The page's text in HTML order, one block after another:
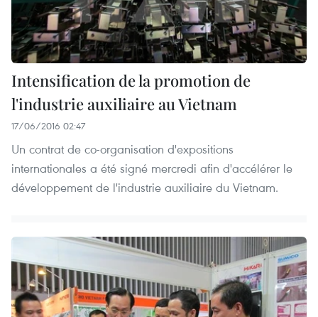
Intensification de la promotion de
l'industrie auxiliaire au Vietnam
17/06/2016 02:47
Un contrat de co-organisation d'expositions
internationales a été signé mercredi afin d'accélérer le
développement de l'industrie auxiliaire du Vietnam.